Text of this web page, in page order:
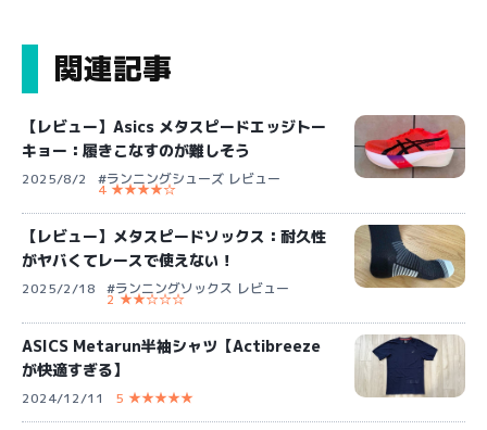
関連記事
【レビュー】Asics メタスピードエッジトー
キョー：履きこなすのが難しそう
2025/8/2 #ランニングシューズ レビュー
4 ★★★★☆
【レビュー】メタスピードソックス：耐久性
がヤバくてレースで使えない！
2025/2/18 #ランニングソックス レビュー
2 ★★☆☆☆
ASICS Metarun半袖シャツ【Actibreeze
が快適すぎる】
2024/12/11 5 ★★★★★